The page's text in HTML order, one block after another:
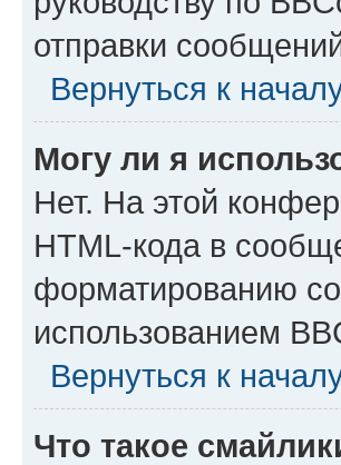
отправки
Вернуться к
Могу ли я
Нет. На этой
HTML-кода в
форматированию
использованием
Вернуться к
Что такое